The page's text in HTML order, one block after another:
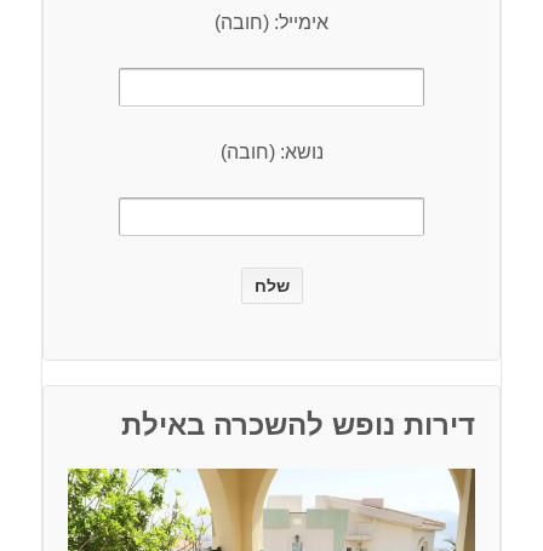
אימייל: (חובה)
נושא: (חובה)
דירות נופש להשכרה באילת